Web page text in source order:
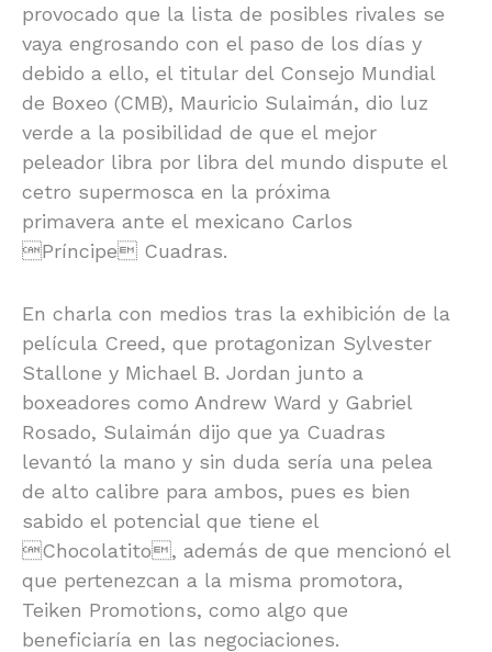
provocado que la lista de posibles rivales se
vaya engrosando con el paso de los días y
debido a ello, el titular del Consejo Mundial
de Boxeo (CMB), Mauricio Sulaimán, dio luz
verde a la posibilidad de que el mejor
peleador libra por libra del mundo dispute el
cetro supermosca en la próxima
primavera ante el mexicano Carlos
Príncipe Cuadras.
En charla con medios tras la exhibición de la
película Creed, que protagonizan Sylvester
Stallone y Michael B. Jordan junto a
boxeadores como Andrew Ward y Gabriel
Rosado, Sulaimán dijo que ya Cuadras
levantó la mano y sin duda sería una pelea
de alto calibre para ambos, pues es bien
sabido el potencial que tiene el
Chocolatito, además de que mencionó el
que pertenezcan a la misma promotora,
Teiken Promotions, como algo que
beneficiaría en las negociaciones.